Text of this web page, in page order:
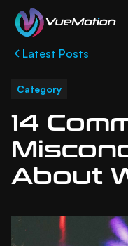
Latest Posts
Category
14
About